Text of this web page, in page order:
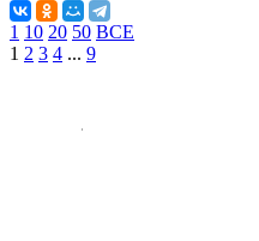
1 10 20 50 ВСЕ
1 2 3 4 ... 9